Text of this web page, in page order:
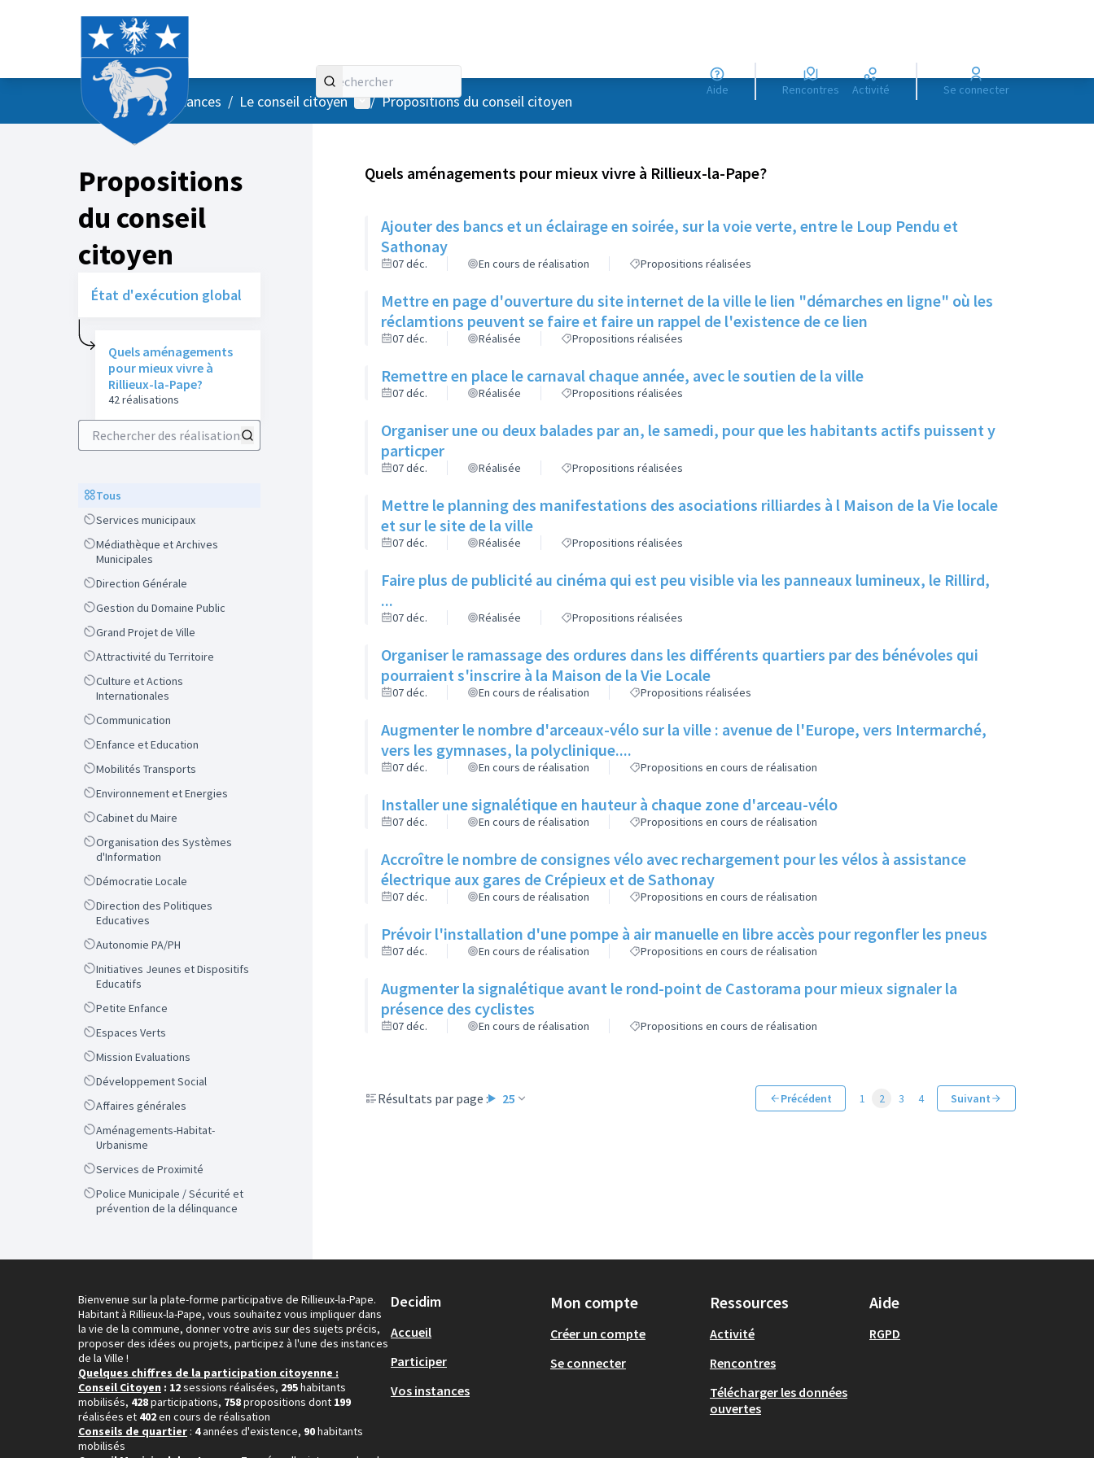
Aide Rencontres Activité Se connecter
AccueilMenu principal
/ Vos instances / Le conseil citoyen Menu utilisateur
/ Propositions du conseil citoyen
Propositions
du conseil
citoyen
État d'exécution global
Quels aménagements
pour mieux vivre à
Rillieux-la-Pape?
42 réalisations
Rechercher des réalisations
ScopeTous
ScopeServices municipaux
Scope
Médiathèque et Archives
Municipales
ScopeDirection Générale
ScopeGestion du Domaine Public
ScopeGrand Projet de Ville
ScopeAttractivité du Territoire
Scope
Culture et Actions
Internationales
ScopeCommunication
ScopeEnfance et Education
ScopeMobilités Transports
ScopeEnvironnement et Energies
ScopeCabinet du Maire
Scope
Organisation des Systèmes
d'Information
ScopeDémocratie Locale
Scope
Direction des Politiques
Educatives
ScopeAutonomie PA/PH
Scope
Initiatives Jeunes et Dispositifs
Educatifs
ScopePetite Enfance
ScopeEspaces Verts
ScopeMission Evaluations
ScopeDéveloppement Social
ScopeAffaires générales
Scope
Aménagements-Habitat-
Urbanisme
ScopeServices de Proximité
Scope
Police Municipale / Sécurité et
prévention de la délinquance
Quels aménagements pour mieux vivre à Rillieux-la-Pape?
Ajouter des bancs et un éclairage en soirée, sur la voie verte, entre le Loup Pendu et
Sathonay
07 déc. En cours de réalisation Propositions réalisées
Mettre en page d'ouverture du site internet de la ville le lien "démarches en ligne" où les
réclamtions peuvent se faire et faire un rappel de l'existence de ce lien
07 déc. Réalisée Propositions réalisées
Remettre en place le carnaval chaque année, avec le soutien de la ville
07 déc. Réalisée Propositions réalisées
Organiser une ou deux balades par an, le samedi, pour que les habitants actifs puissent y
particper
07 déc. Réalisée Propositions réalisées
Mettre le planning des manifestations des asociations rilliardes à l Maison de la Vie locale
et sur le site de la ville
07 déc. Réalisée Propositions réalisées
Faire plus de publicité au cinéma qui est peu visible via les panneaux lumineux, le Rillird,
...
07 déc. Réalisée Propositions réalisées
Organiser le ramassage des ordures dans les différents quartiers par des bénévoles qui
pourraient s'inscrire à la Maison de la Vie Locale
07 déc. En cours de réalisation Propositions réalisées
Augmenter le nombre d'arceaux-vélo sur la ville : avenue de l'Europe, vers Intermarché,
vers les gymnases, la polyclinique....
07 déc. En cours de réalisation Propositions en cours de réalisation
Installer une signalétique en hauteur à chaque zone d'arceau-vélo
07 déc. En cours de réalisation Propositions en cours de réalisation
Accroître le nombre de consignes vélo avec rechargement pour les vélos à assistance
électrique aux gares de Crépieux et de Sathonay
07 déc. En cours de réalisation Propositions en cours de réalisation
Prévoir l'installation d'une pompe à air manuelle en libre accès pour regonfler les pneus
07 déc. En cours de réalisation Propositions en cours de réalisation
Augmenter la signalétique avant le rond-point de Castorama pour mieux signaler la
présence des cyclistes
07 déc. En cours de réalisation Propositions en cours de réalisation
Résultats par page : 25 Précédent 1 2 3 4 Suivant
Bienvenue sur la plate-forme participative de Rillieux-la-Pape.
Habitant à Rillieux-la-Pape, vous souhaitez vous impliquer dans
la vie de la commune, donner votre avis sur des sujets précis,
proposer des idées ou projets, participez à l'une des instances
de la Ville !
Quelques chiffres de la participation citoyenne :
Conseil Citoyen : 12sessions réalisées, 295habitants
mobilisés, 428participations, 758propositions dont 199
réalisées et 402en cours de réalisation
Conseils de quartier : 4années d'existence, 90habitants
mobilisés
Decidim
Accueil
Participer
Vos instances
Mon compte
Créer un compte
Se connecter
Ressources
Activité
Rencontres
Télécharger les données
ouvertes
Aide
RGPD